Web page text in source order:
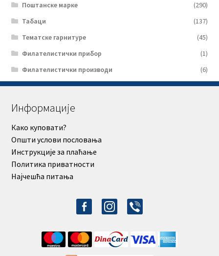
Поштанске марке
(290)
Табаци
(137)
Тематске гарнитуре
(45)
Филателистички прибор
(1)
Филателистички производи
(6)
Информације
Како куповати?
Општи услови пословања
Инструкције за плаћање
Политика приватности
Најчешћа питања
facebook-
alt
instagram
viber